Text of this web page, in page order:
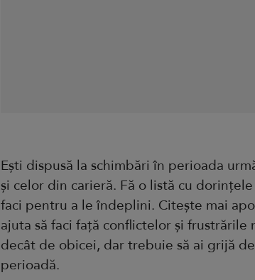
Ești dispusă la schimbări în perioada
și celor din carieră. Fă o listă cu
faci pentru a le îndeplini. Citește mai
ajuta să faci față conflictelor și
decât de obicei, dar trebuie să ai grijă
perioadă.